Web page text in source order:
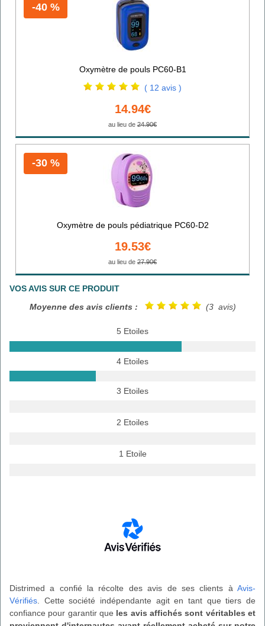
-40 %
Oxymètre de pouls PC60-B1
( 12 avis )
14.94€
au lieu de 24.90€
-30 %
Oxymètre de pouls pédiatrique PC60-D2
19.53€
au lieu de 27.90€
VOS AVIS SUR CE PRODUIT
Moyenne des avis clients :
(3 avis)
5 Etoiles
4 Etoiles
3 Etoiles
2 Etoiles
1 Etoile
Distrimed a confié la récolte des avis de ses clients à Avis-
Vérifiés . Cette société indépendante agit en tant que tiers de
confiance pour garantir que les avis affichés sont véritables et